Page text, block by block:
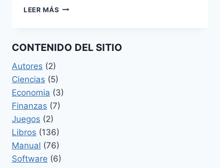
LEER MÁS TRADING
CONTENIDO DEL SITIO
Autores (2)
Ciencias (5)
Economia (3)
Finanzas (7)
Juegos (2)
Libros (136)
Manual (76)
Software (6)